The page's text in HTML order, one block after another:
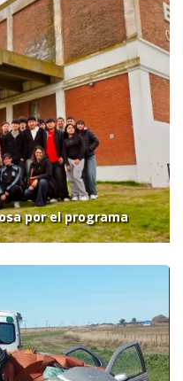
por el programa